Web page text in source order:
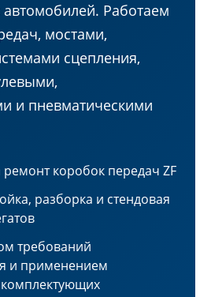
автомобилей. Работаем
мостами,
сцепления,
и пневматическими
ремонт коробок передач ZF
разборка и стендовая
требований
и применением